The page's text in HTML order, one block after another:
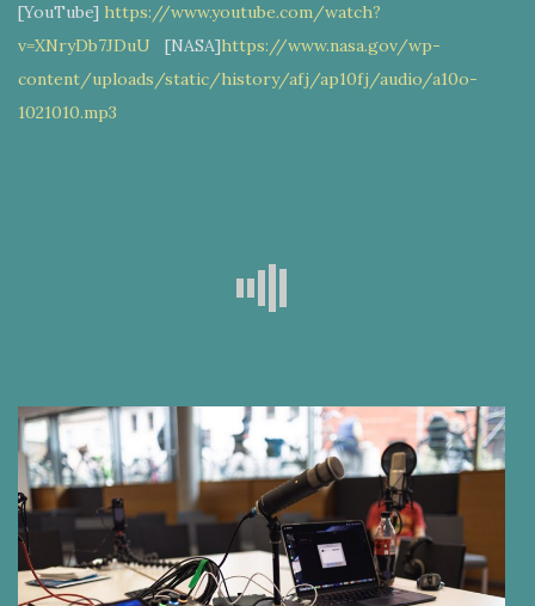
[YouTube] https://www.youtube.com/watch?
v=XNryDb7JDuU [NASA]https://www.nasa.gov/wp-
content/uploads/static/history/afj/ap10fj/audio/a10o-
1021010.mp3